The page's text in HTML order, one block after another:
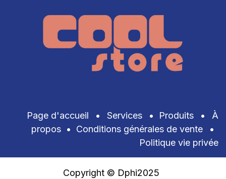
Page d'accueil • Services • Produits •
À
propos • Conditions générales de vente
•
Politique vie privée
Copyright © Dphi2025